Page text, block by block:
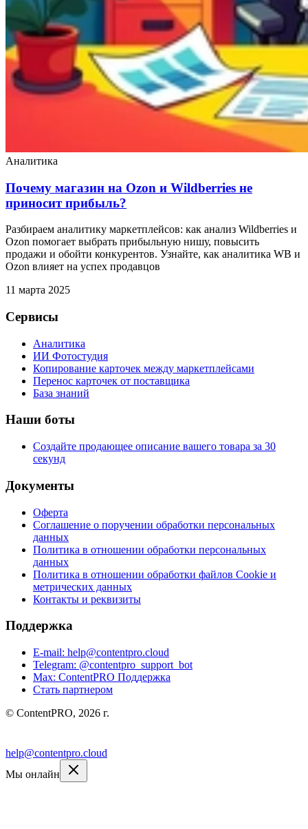
Аналитика
Почему магазин на Ozon и Wildberries не
приносит прибыль?
Разбираем аналитику маркетплейсов: как анализ Wildberries и
Ozon помогает выбрать прибыльную нишу, повысить
продажи и обойти конкурентов. Узнайте, как аналитика WB и
Ozon влияет на успех продавцов
11 марта 2025
Сервисы
Аналитика
ИИ Фотостудия
Копирование карточек между маркетплейсами
Перенос карточек от поставщика
База знаний
Наши боты
Создайте продающее описание вашего товара за 30
секунд
Документы
Оферта
Соглашение о поручении обработки персональных
данных
Политика в отношении обработки персональных
данных
Политика в отношении обработки файлов Cookie и
метрических данных
Контакты и реквизиты
Поддержка
E-mail: help@contentpro.cloud
Telegram: @contentpro_support_bot
Max: ContentPRO Поддержка
Стать партнером
© ContentPRO, 2026 г.
help@contentpro.cloud
Мы онлайн